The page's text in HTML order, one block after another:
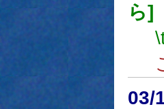
ら]
03/